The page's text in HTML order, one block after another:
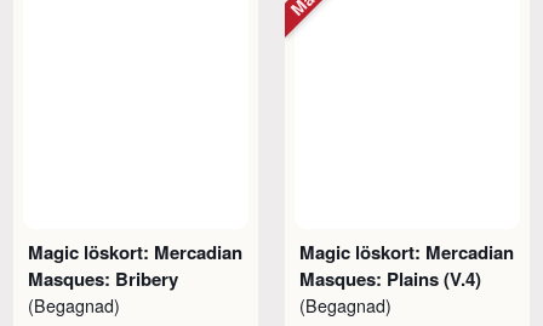
Magic löskort: Mercadian
Masques: Bribery
(Begagnad)
Magic löskort: Mercadian
Masques: Plains (V.4)
(Begagnad)